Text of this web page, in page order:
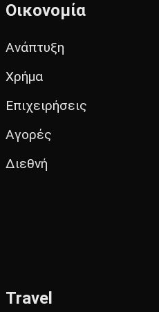
Οικονομία
Ανάπτυξη
Χρήμα
Επιχειρήσεις
Αγορές
Διεθνή
Travel